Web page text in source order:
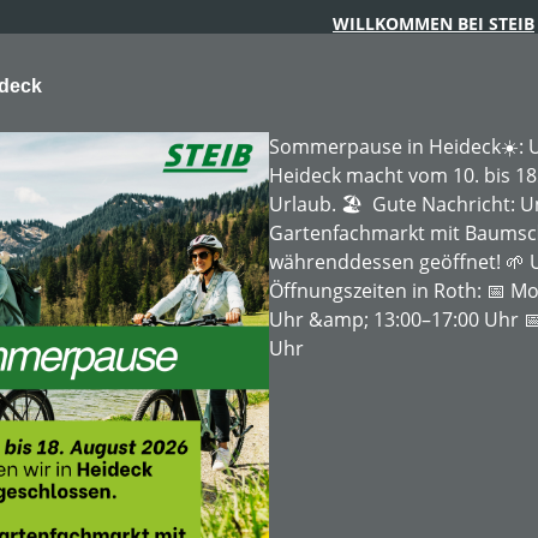
WILLKOMMEN BEI STEIB
FORSTTECHNIK BAUMSCHULE
Mulchmäher
Sommerpause in Heideck☀️:
Heideck macht vom 10. bis
Urlaub. 🏖️ Gute Nachricht:
Gartenfachmarkt mit
währenddessen geöffnet! 🌱
Öffnungszeiten in Roth: 📅
Uhr &amp; 13:00–17:00 Uhr
Uhr